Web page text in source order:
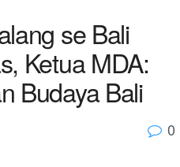
se Bali
Ketua MDA:
Budaya Bali
0